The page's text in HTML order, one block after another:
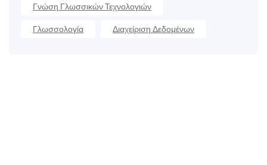
Γνώση Γλωσσικών Τεχνολογιών
Γλωσσολογία Διαχείριση Δεδομένων